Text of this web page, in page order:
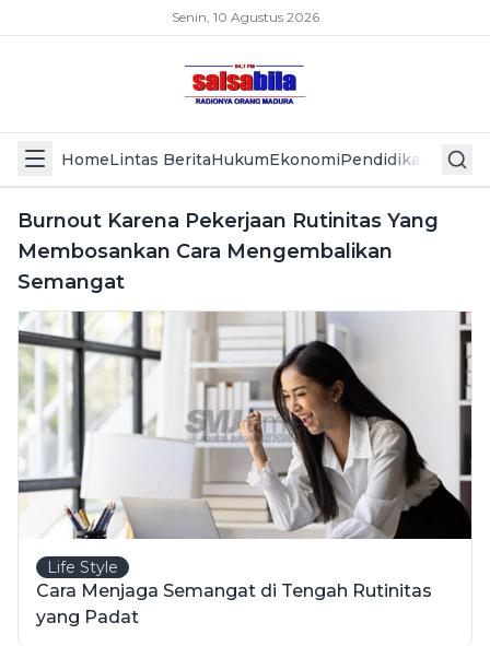
Senin, 10 Agustus 2026
HomeLintas BeritaHukumEkonomiPendidikan Politik
Burnout Karena Pekerjaan Rutinitas Yang
Membosankan Cara Mengembalikan
Semangat
Life Style
Cara Menjaga Semangat di Tengah Rutinitas
yang Padat